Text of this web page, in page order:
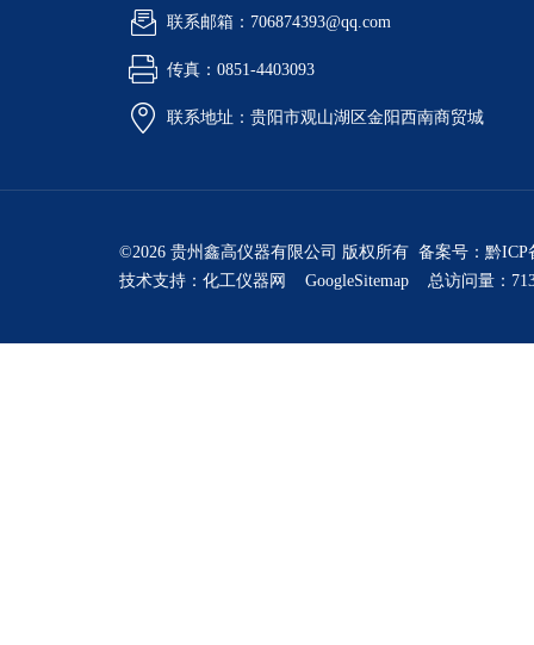
联系邮箱：706874393@qq.com
传真：0851-4403093
联系地址：贵阳市观山湖区金阳西南商贸城
©2026 贵州鑫高仪器有限公司 版权所有 备案号： 黔ICP
技术支持： 化工仪器网 GoogleSitemap 总访问量：